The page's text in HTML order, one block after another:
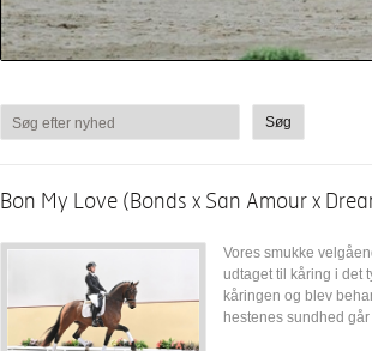
Søg efter nyhed
Bon My Love (Bonds x San Amour x
Vores smukke
udtaget til kåring i det
kåringen og blev
hestenes sundhed